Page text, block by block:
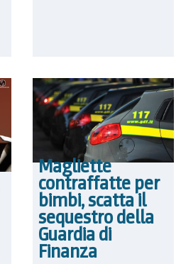
Magliette
contraffatte per
bimbi, scatta il
sequestro della
Guardia di
Finanza